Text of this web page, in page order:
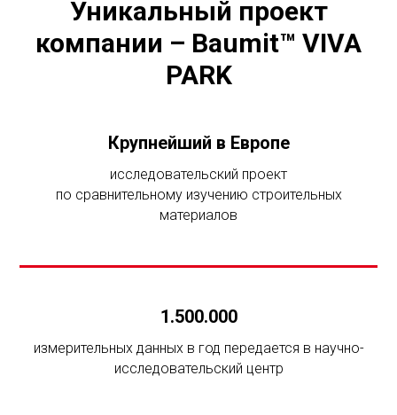
Уникальный проект
компании – Baumit™ VIVA
PARK
Крупнейший в Европе
исследовательский проект
по сравнительному изучению строительных
материалов
1.500.000
измерительных данных в год передается в научно-
исследовательский центр